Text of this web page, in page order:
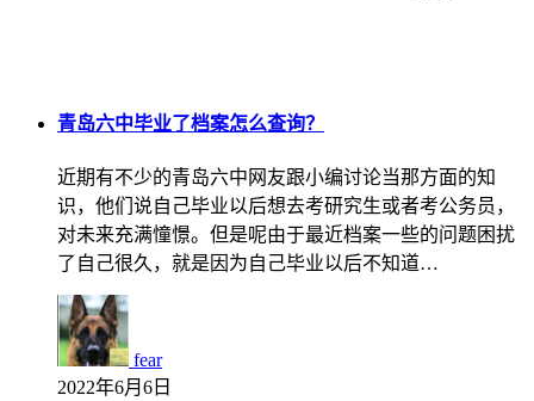
青岛六中毕业了档案怎么查询？
近期有不少的青岛六中网友跟小编讨论当那方面的知
识，他们说自己毕业以后想去考研究生或者考公务员，
对未来充满憧憬。但是呢由于最近档案一些的问题困扰
了自己很久，就是因为自己毕业以后不知道…
fear
2022年6月6日